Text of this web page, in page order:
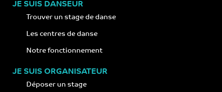
JE SUIS DANSEUR
Trouver un stage de danse
Les centres de danse
Notre fonctionnement
JE SUIS ORGANISATEUR
Déposer un stage